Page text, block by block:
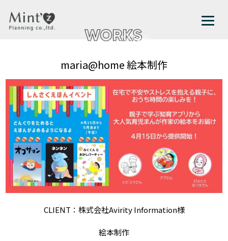
maria@home 絵本制作
CLIENT：株式会社Avirity Information様
絵本制作